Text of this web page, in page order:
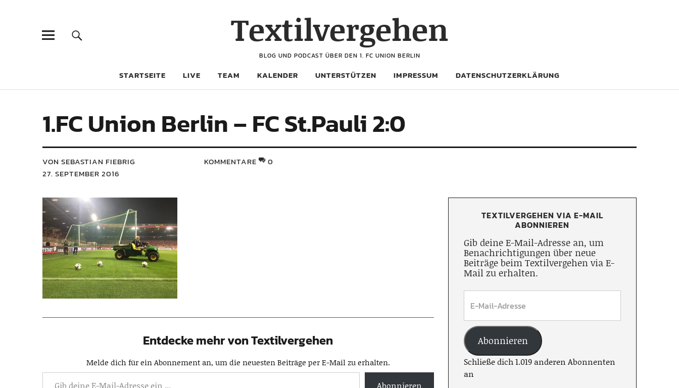
Textilvergehen
BLOG UND PODCAST ÜBER DEN 1. FC UNION BERLIN
STARTSEITE LIVE TEAM KALENDER UNTERSTÜTZEN IMPRESSUM DATENSCHUTZERKLÄRUNG
1.FC Union Berlin – FC St.Pauli 2:0
VON SEBASTIAN FIEBRIG
27. SEPTEMBER 2016
KOMMENTARE 0
Entdecke mehr von Textilvergehen
Melde dich für ein Abonnement an, um die neuesten Beiträge per E-Mail zu erhalten.
Abonnieren
TEXTILVERGEHEN VIA E-MAIL
ABONNIEREN
Gib deine E-Mail-Adresse an, um
Benachrichtigungen über neue
Beiträge beim Textilvergehen via E-
Mail zu erhalten.
Abonnieren
Schließe dich 1.019 anderen Abonnenten
an